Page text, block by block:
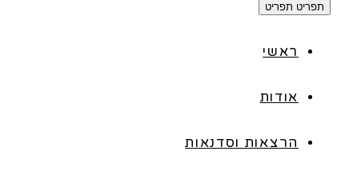
תפריט תפריט
ראשי
אודות
הרצאות וסדנאות